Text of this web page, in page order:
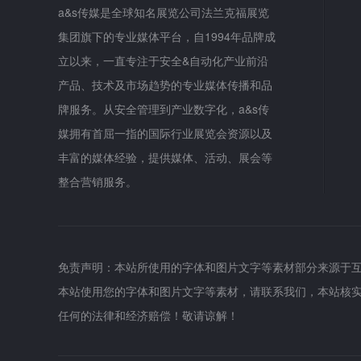
a&s传媒是全球知名展览公司法兰克福展览
集团旗下的专业媒体平台，自1994年品牌成
立以来，一直专注于安全&自动化产业前沿
产品、技术及市场趋势的专业媒体传播和品
牌服务。从安全管理到产业数字化，a&s传
媒拥有首屈一指的国际行业展览会资源以及
丰富的媒体经验，提供媒体、活动、展会等
整合营销服务。
免责声明：本站所使用的字体和图片文字等素材部分来源
本站使用您的字体和图片文字等素材，请联系我们，本站
任何的法律和经济赔偿！敬请谅解！